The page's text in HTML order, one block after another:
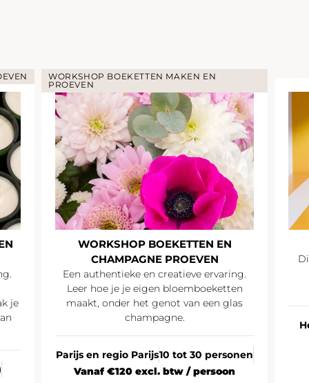
je
WORKSHOP BOEKETTEN MAKEN EN
PROEVEN
WORKSHOP BOEKETTEN EN
CHAMPAGNE PROEVEN
Een authentieke en creatieve ervaring.
Leer hoe je je eigen bloemboeketten
maakt, onder het genot van een glas
champagne.
Parijs en regio Parijs10 tot 30 personen
Vanaf €120 excl. btw / persoon